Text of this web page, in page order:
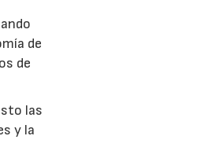
de
de
las
y la